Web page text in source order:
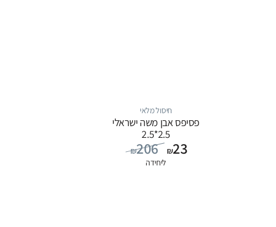
חיסול מלאי
פסיפס אבן משה ישראלי
2.5*2.5
₪206 ₪23
ליחידה